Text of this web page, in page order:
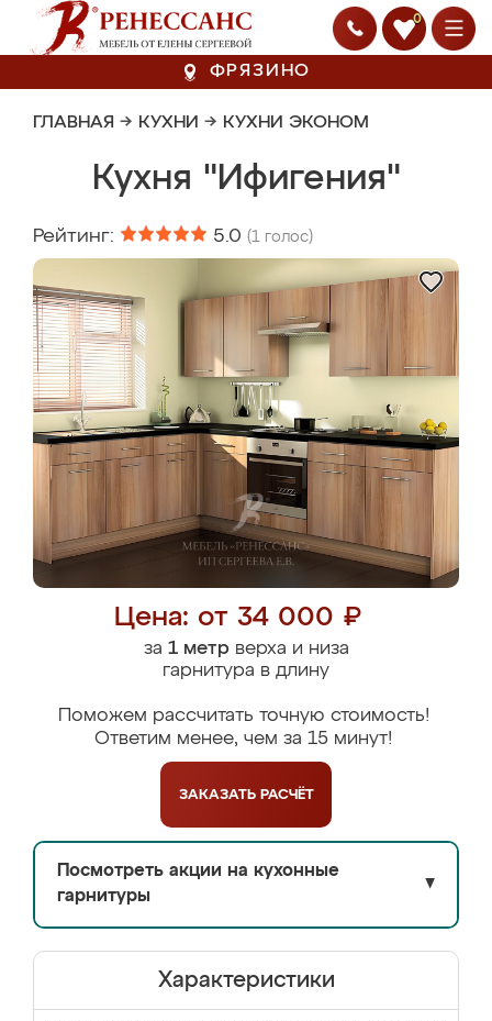
0
ФРЯЗИНО
ГЛАВНАЯ → КУХНИ → КУХНИ ЭКОНОМ
Кухня "Ифигения"
Рейтинг: 5.0 (1 голос)
Цена: от 34 000 ₽
за 1 метрверха и низа
гарнитура в длину
Поможем рассчитать точную стоимость!
Ответим менее, чем за 15 минут!
ЗАКАЗАТЬ РАСЧЁТ
Посмотреть акции на кухонные
гарнитуры
▼
Характеристики